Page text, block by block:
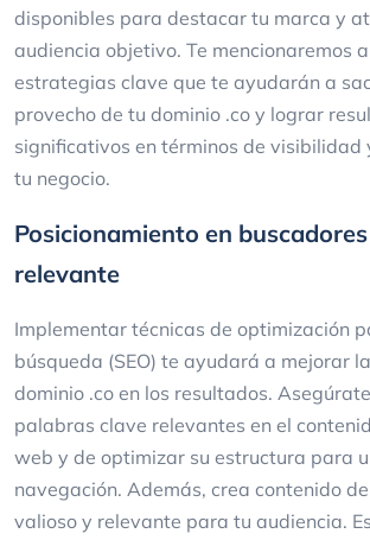
disponibles para destacar tu marca y
audiencia objetivo. Te mencionaremos
estrategias clave que te ayudarán a
provecho de tu dominio .co y lograr
significativos en términos de visibilidad
tu negocio.
Posicionamiento en
relevante
Implementar técnicas de optimización
búsqueda (SEO) te ayudará a mejorar
dominio .co en los resultados.
palabras clave relevantes en el
web y de optimizar su estructura para
navegación. Además, crea contenido
valioso y relevante para tu audiencia.